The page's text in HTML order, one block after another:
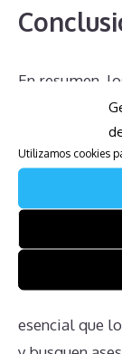
Utilizamos cookies
En resumen,
el complejo
enfrentan
hasta la falta
propiedad y
incertidumbre
herencias y
esencial que